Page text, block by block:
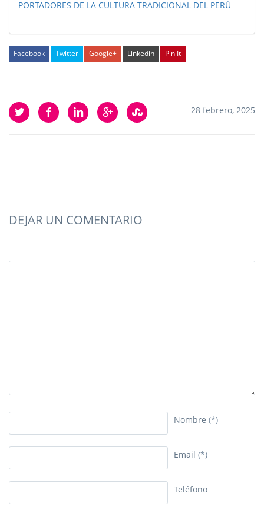
PORTADORES DE LA CULTURA TRADICIONAL DEL PERÚ
Facebook Twitter Google+ Linkedin Pin It
28 febrero, 2025
DEJAR UN COMENTARIO
Nombre (*)
Email (*)
Teléfono